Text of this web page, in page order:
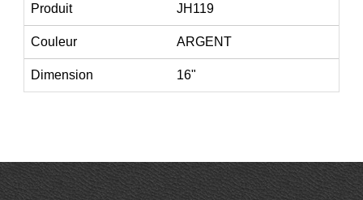
Produit JH119
Couleur ARGENT
Dimension 16"